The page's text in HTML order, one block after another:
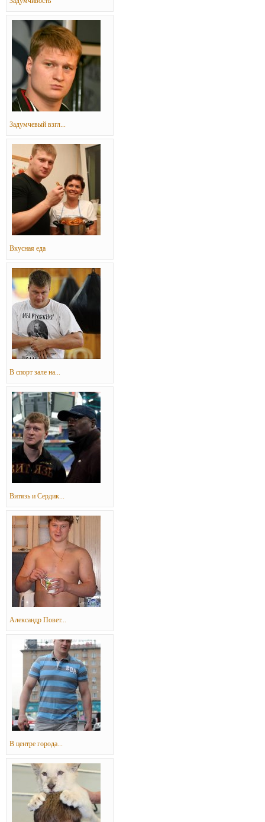
Задумчевый взгл...
Вкусная еда
В спорт зале на...
Витязь и Сердик...
Александр Повет...
В центре города...